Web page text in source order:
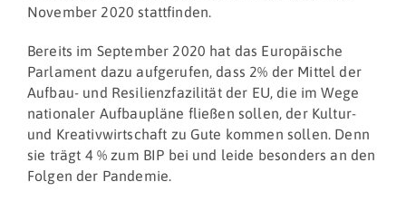
November 2020 stattfinden.
Bereits im September 2020 hat das Europäische
Parlament dazu aufgerufen, dass 2% der Mittel der
Aufbau- und Resilienzfazilität der EU, die im Wege
nationaler Aufbaupläne fließen sollen, der Kultur-
und Kreativwirtschaft zu Gute kommen sollen. Denn
sie trägt 4 % zum BIP bei und leide besonders an den
Folgen der Pandemie.